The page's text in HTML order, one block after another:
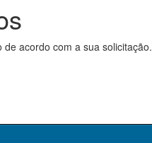
acordo com a sua solicitação.